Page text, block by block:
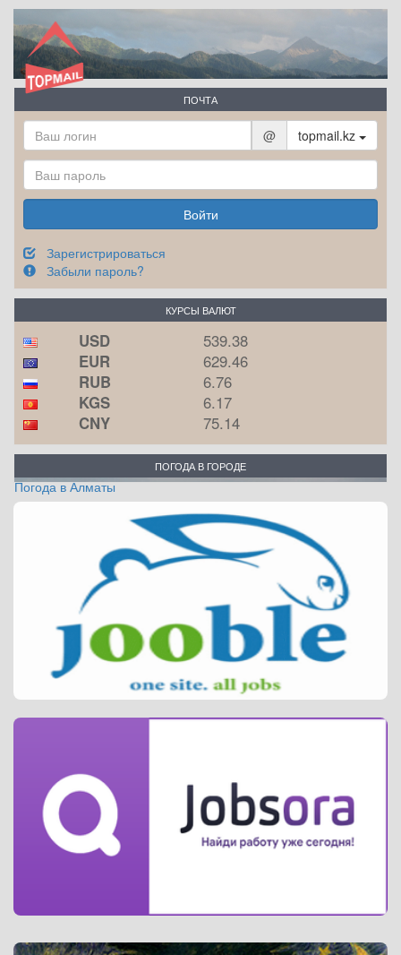
ПОЧТА
@ topmail.kz
Войти
Зарегистрироваться
Забыли пароль?
КУРСЫ ВАЛЮТ
USD
539.38
EUR
629.46
RUB
6.76
KGS
6.17
CNY
75.14
ПОГОДА В ГОРОДЕ
Погода в Алматы